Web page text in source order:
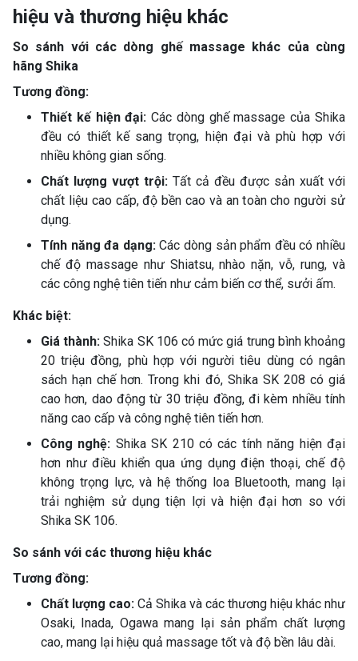
hiệu và thương hiệu khác
So sánh với các dòng ghế massage khác của cùng
hãng Shika
Tương đồng:
Thiết kế hiện đại:Các dòng ghế massage của Shika
đều có thiết kế sang trọng, hiện đại và phù hợp với
nhiều không gian sống.
Chất lượng vượt trội: Tất cả đều được sản xuất với
chất liệu cao cấp, độ bền cao và an toàn cho người sử
dụng.
Tính năng đa dạng:Các dòng sản phẩm đều có nhiều
chế độ massage như Shiatsu, nhào nặn, vỗ, rung, và
các công nghệ tiên tiến như cảm biến cơ thể, sưởi ấm.
Khác biệt:
Giá thành:Shika SK 106 có mức giá trung bình khoảng
20 triệu đồng, phù hợp với người tiêu dùng có ngân
sách hạn chế hơn. Trong khi đó, Shika SK 208 có giá
cao hơn, dao động từ 30 triệu đồng, đi kèm nhiều tính
năng cao cấp và công nghệ tiên tiến hơn.
Công nghệ: Shika SK 210 có các tính năng hiện đại
hơn như điều khiển qua ứng dụng điện thoại, chế độ
không trọng lực, và hệ thống loa Bluetooth, mang lại
trải nghiệm sử dụng tiện lợi và hiện đại hơn so với
Shika SK 106.
So sánh với các thương hiệu khác
Tương đồng:
Chất lượng cao: Cả Shika và các thương hiệu khác như
Osaki, Inada, Ogawa mang lại sản phẩm chất lượng
cao, mang lại hiệu quả massage tốt và độ bền lâu dài.